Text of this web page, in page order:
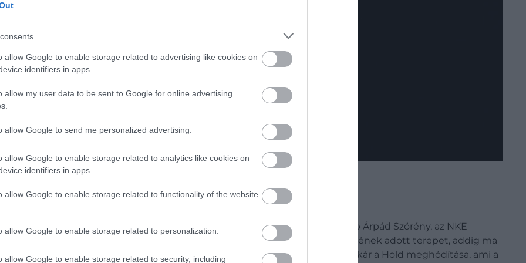
allow Google to enable storage related to advertising like cookies on
identifiers in apps.
allow my user data to be sent to Google for online advertising
allow Google to send me personalized advertising.
allow Google to enable storage related to analytics like cookies on
identifiers in apps.
allow Google to enable storage related to functionality of the website
allow Google to enable storage related to personalization.
allow Google to enable storage related to security, including
is várható, hogy a közeljövőben újabb lendületet kap – mondja dr. Rab Árpád Szörény, az NKE
jövőkutató. – Míg régebben az űr a nagyhatalmak versengésének adott terepet, addig ma
legyen ez a Naprendszerben a kisbolygók bányászása, vagy akár a Hold meghódítása, ami a